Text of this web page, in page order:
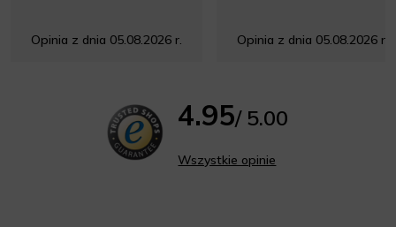
Opinia z dnia 05.08.2026 r. Opinia z dnia 05.08.2026 r.
4.95/ 5.00
Wszystkie opinie